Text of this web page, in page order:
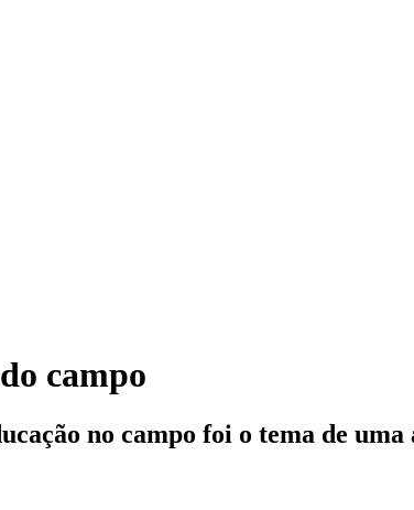
campo
no campo foi o tema de